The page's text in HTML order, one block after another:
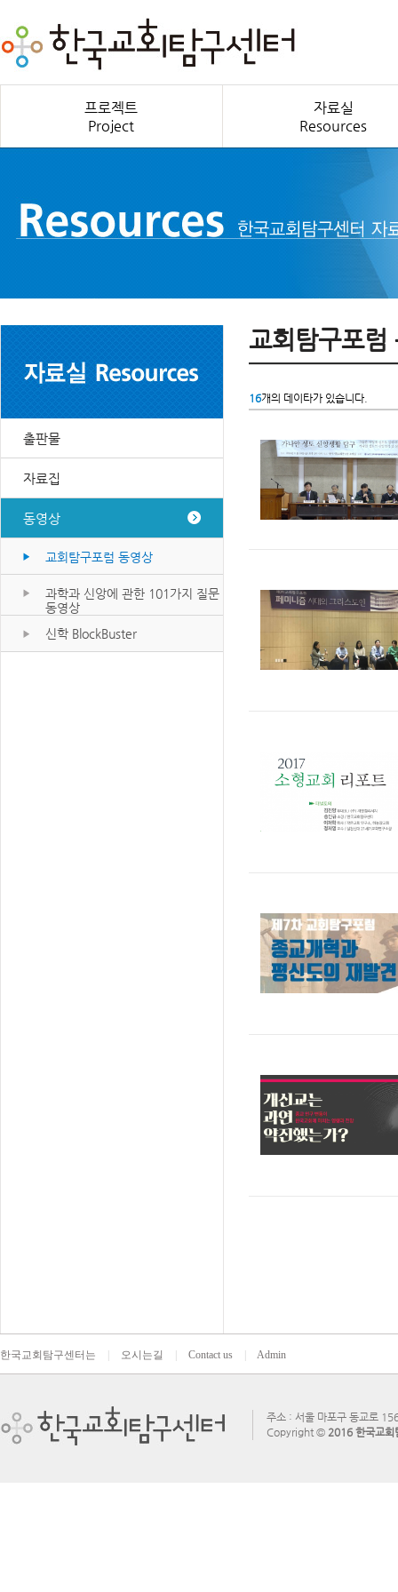
프로젝트
Project
자료실
Resources
출판물
자료집
동영상
교회탐구포럼 동영상
과학과 신앙에 관한 101가지 질문
동영상
신학 BlockBuster
교회탐구포럼
16개의 데이타가 있습니다.
한국교회탐구센터는 오시는길 Contact us Admin
주소 : 서울 마포구 동교로
Copyright © 2016 한국교회